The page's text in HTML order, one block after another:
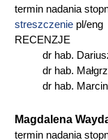
termin nadania
streszczenie pl/eng
RECENZJE
dr hab.
dr hab.
dr hab.
Magdalena
termin nadania